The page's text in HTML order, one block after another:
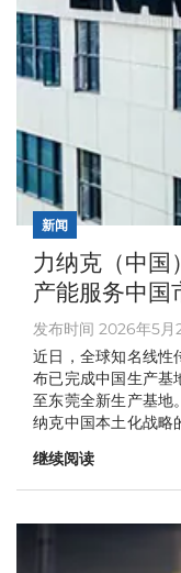
新闻
力纳克（中国
产能服务中国
发布时间 2026年5月
近日，全球知名线性
布已完成中国生产基
至东莞全新生产基地
纳克中国本土化战略
继续阅读